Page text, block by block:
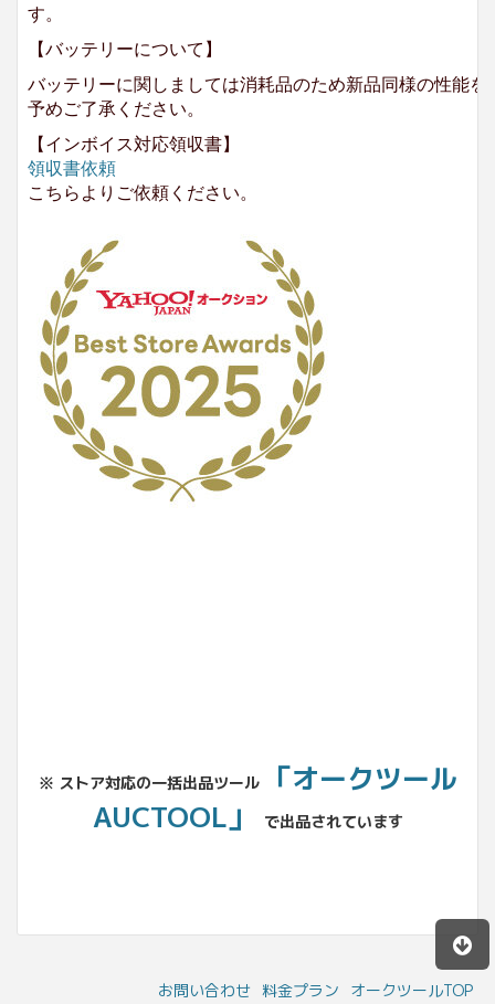
す。
【バッテリーについて】
バッテリーに関しましては消耗品のため新品同様の性能
予めご了承ください。
【インボイス対応領収書】
領収書依頼
こちらよりご依頼ください。
※ ストア対応の一括出品ツール
「オークツール
AUCTOOL」
で出品されています
お問い合わせ 料金プラン オークツールTOP